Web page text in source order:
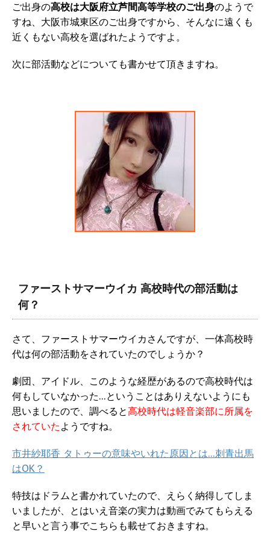
ご出身の高校は大阪府立芦間高等学校のご出身のようで
すね、大阪市城東区のご出身ですから、そんなに遠くも
近くもない高校を選ばれたようですよ。
次に部活動などについても書かせて頂きますね。
ファーストサマーウイカ 高校時代の部活動は
何？
さて、ファーストサマーウイカさんですが、一体高校時
代は何の部活動をされていたのでしょうか？
劇団、アイドル、このような経歴があるので高校時代は
何もしていなかった…ということはありえないようにも
思いましたので、調べると高校時代は軽音楽部に所属を
されていた ようですね。
市井紗耶香 タトゥーの意味やいれた原因とは…刺青出馬
はOK？
特技はドラムと書かれていたので、えらく納得してしま
いましたが、とはいえ音楽の実力は動画でみてもらえる
と早いと言う事でこちらも載せておきますね。